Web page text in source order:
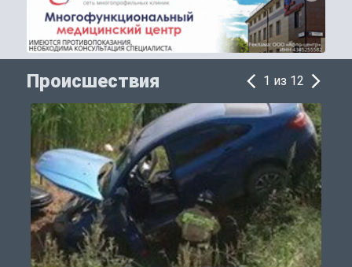
Происшествия 1 из 12